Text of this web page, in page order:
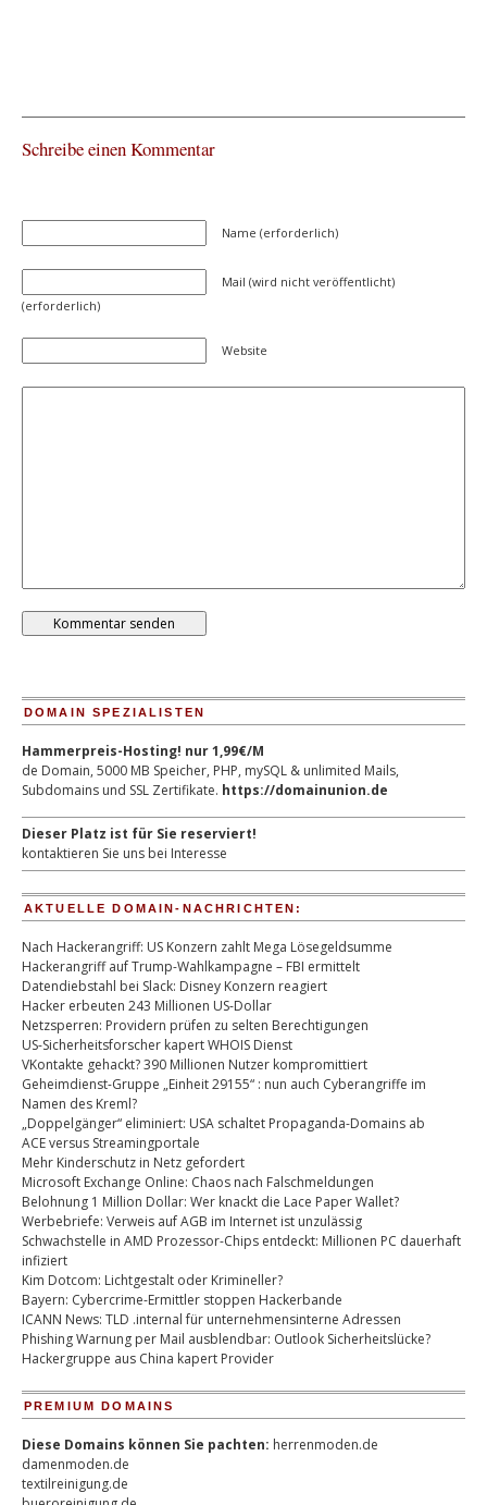
Schreibe einen Kommentar
Name (erforderlich)
Mail (wird nicht veröffentlicht)
(erforderlich)
Website
DOMAIN SPEZIALISTEN
Hammerpreis-Hosting! nur 1,99€/M
de Domain, 5000 MB Speicher, PHP, mySQL & unlimited Mails,
Subdomains und SSL Zertifikate. https://domainunion.de
Dieser Platz ist für Sie reserviert!
kontaktieren Sie uns bei Interesse
AKTUELLE DOMAIN-NACHRICHTEN:
Nach Hackerangriff: US Konzern zahlt Mega Lösegeldsumme
Hackerangriff auf Trump-Wahlkampagne – FBI ermittelt
Datendiebstahl bei Slack: Disney Konzern reagiert
Hacker erbeuten 243 Millionen US-Dollar
Netzsperren: Providern prüfen zu selten Berechtigungen
US-Sicherheitsforscher kapert WHOIS Dienst
VKontakte gehackt? 390 Millionen Nutzer kompromittiert
Geheimdienst-Gruppe „Einheit 29155“ : nun auch Cyberangriffe im
Namen des Kreml?
„Doppelgänger“ eliminiert: USA schaltet Propaganda-Domains ab
ACE versus Streamingportale
Mehr Kinderschutz in Netz gefordert
Microsoft Exchange Online: Chaos nach Falschmeldungen
Belohnung 1 Million Dollar: Wer knackt die Lace Paper Wallet?
Werbebriefe: Verweis auf AGB im Internet ist unzulässig
Schwachstelle in AMD Prozessor-Chips entdeckt: Millionen PC dauerhaft
infiziert
Kim Dotcom: Lichtgestalt oder Krimineller?
Bayern: Cybercrime-Ermittler stoppen Hackerbande
ICANN News: TLD .internal für unternehmensinterne Adressen
Phishing Warnung per Mail ausblendbar: Outlook Sicherheitslücke?
Hackergruppe aus China kapert Provider
PREMIUM DOMAINS
Diese Domains können Sie pachten: herrenmoden.de
damenmoden.de
textilreinigung.de